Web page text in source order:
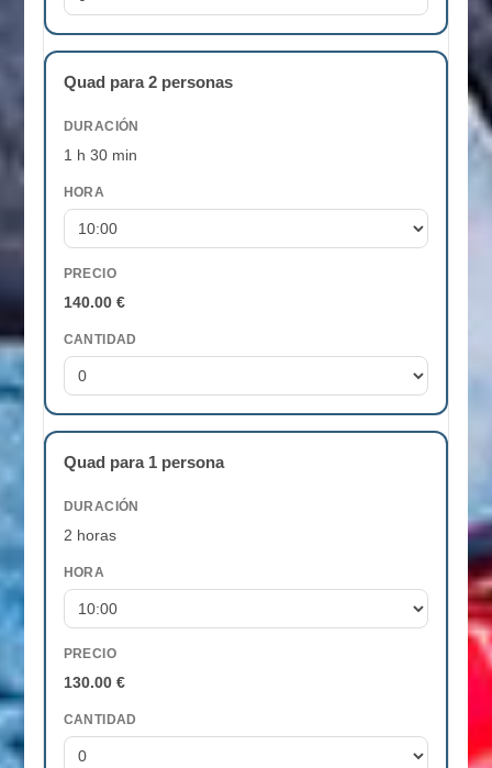
Quad para 2 personas
DURACIÓN
1 h 30 min
HORA
PRECIO
140.00 €
CANTIDAD
Quad para 1 persona
DURACIÓN
2 horas
HORA
PRECIO
130.00 €
CANTIDAD